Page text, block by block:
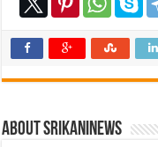
About srikaninews